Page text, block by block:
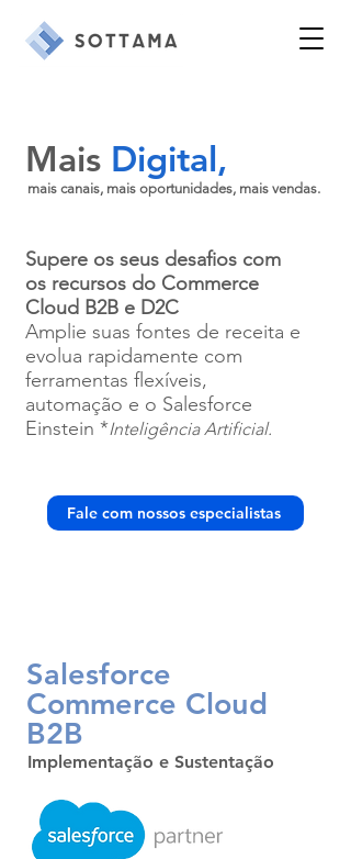
mais canais, mais oportunidades, mais vendas.
Mais Digital,
Supere os seus desafios com
os recursos do Commerce
Cloud B2B e D2C
Amplie suas fontes de receita e
evolua rapidamente com
ferramentas flexíveis,
automação e o Salesforce
Einstein *Inteligência Artificial.
Fale com nossos especialistas
Salesforce
Commerce Cloud
B2B
Implementação e Sustentação